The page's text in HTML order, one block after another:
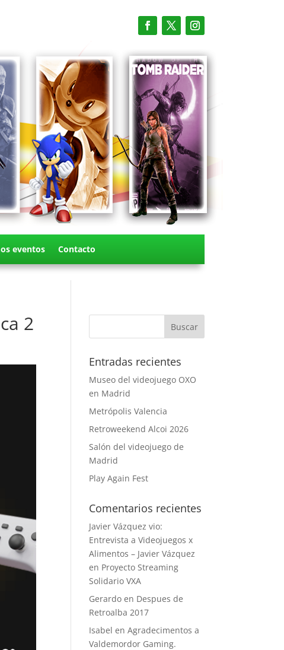
eventos Contacto
2
Entradas recientes
Museo del videojuego OXO
en Madrid
Metrópolis Valencia
Retroweekend Alcoi 2026
Salón del videojuego de
Madrid
Play Again Fest
Comentarios recientes
Javier Vázquez vio:
Entrevista a Videojuegos x
Alimentos – Javier Vázquez
en Proyecto Streaming
Solidario VXA
Gerardo en Despues de
Retroalba 2017
Isabel enAgradecimentos a
Valdemordor Gaming.